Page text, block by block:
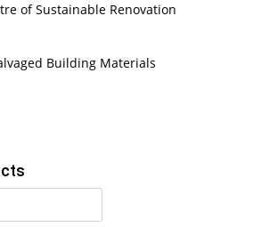
of Sustainable Renovation
Building Materials